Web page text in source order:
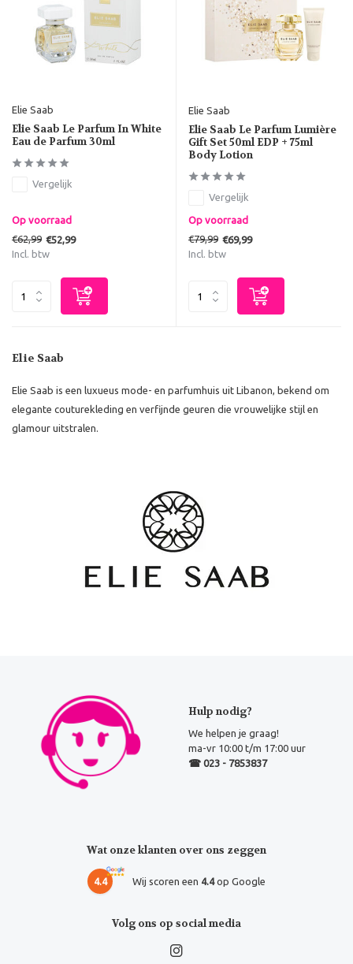
Elie Saab
Elie Saab Le Parfum In White
Eau de Parfum 30ml
Vergelijk
Op voorraad
€62,99 €52,99
Incl. btw
Elie Saab
Elie Saab Le Parfum Lumière
Gift Set 50ml EDP + 75ml
Body Lotion
Vergelijk
Op voorraad
€79,99 €69,99
Incl. btw
Elie Saab
Elie Saab is een luxueus mode- en parfumhuis uit Libanon, bekend om
elegante couturekleding en verfijnde geuren die vrouwelijke stijl en
glamour uitstralen.
Hulp nodig?
We helpen je graag!
ma-vr 10:00 t/m 17:00 uur
☎ 023 - 7853837
Wat onze klanten over ons zeggen
4.4 Wij scoren een 4.4op Google
Volg ons op social media